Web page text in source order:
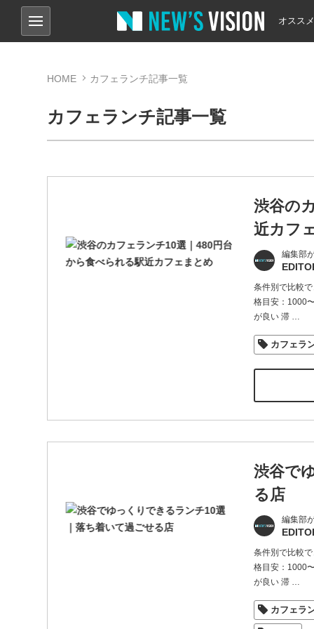
オスス
HOME カフェランチ記事一覧
カフェランチ記事一覧
渋谷の
近カフ
編集部
条件別で比較
格目安：1000
が良い 滞…
カフェラ
渋谷で
る店
編集部
条件別で比較
格目安：1000
が良い 滞…
カフェラ